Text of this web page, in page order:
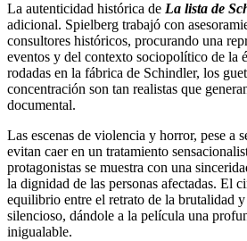
La autenticidad histórica de La lista de
adicional. Spielberg trabajó con
consultores históricos, procurando una
eventos y del contexto sociopolítico de la
rodadas en la fábrica de Schindler, los
concentración son tan realistas que
documental.
Las escenas de violencia y horror, pese a
evitan caer en un tratamiento
protagonistas se muestra con una
la dignidad de las personas afectadas. El
equilibrio entre el retrato de la brutalidad
silencioso, dándole a la película una
inigualable.